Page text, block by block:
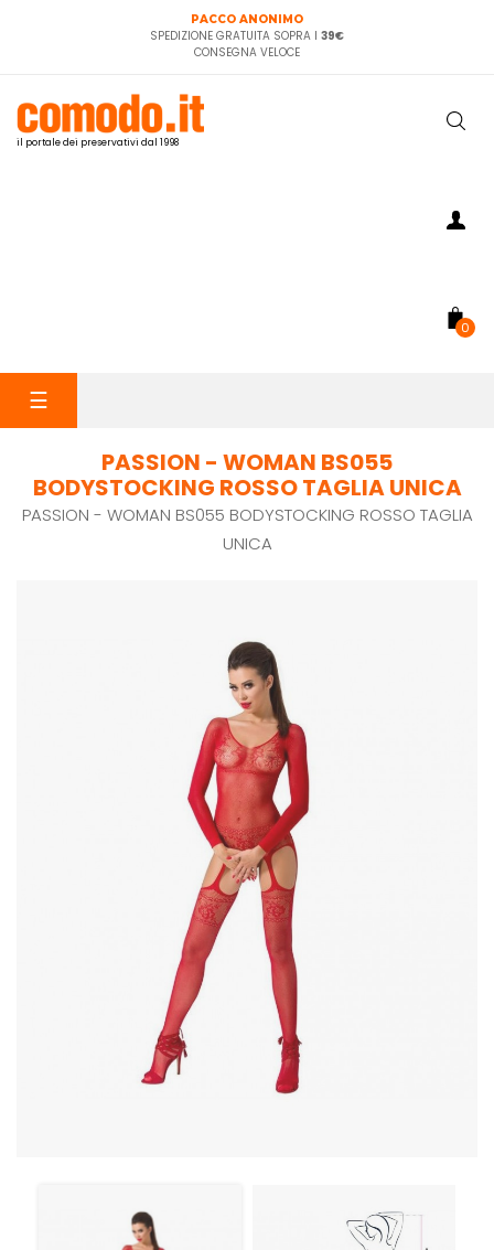
PACCO ANONIMO
SPEDIZIONE GRATUITA SOPRA I 39€
CONSEGNA VELOCE
il portale dei preservativi dal 1998
0
navigazione
☰
PASSION - WOMAN BS055
BODYSTOCKING ROSSO TAGLIA UNICA
PASSION - WOMAN BS055 BODYSTOCKING ROSSO TAGLIA
UNICA